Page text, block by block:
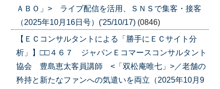
ＡＢＯ」> ライブ配信を活用、ＳＮＳで集客・接客
（2025年10月16日号）('25/10/17) (0846)
【ＥＣコンサルタントによる「勝手にＥＣサイト分
析」】□□４６７ ジャパンＥコマースコンサルタント
協会 豊島恵太客員講師 <「双松庵唯七」>／老舗の
矜持と新たなファンへの気遣いを両立（2025年10月9